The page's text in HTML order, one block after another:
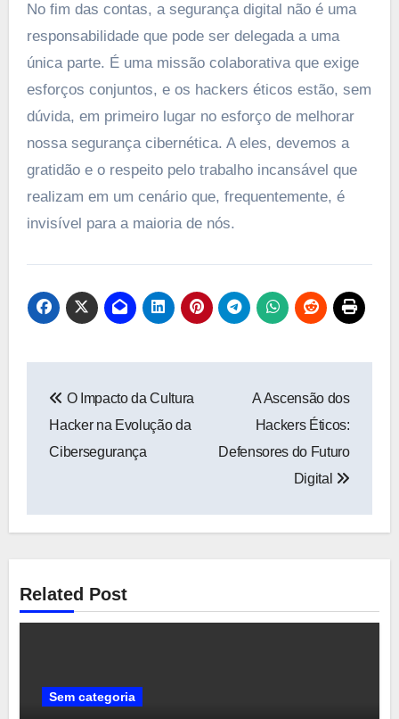
No fim das contas, a segurança digital não é uma
responsabilidade que pode ser delegada a uma
única parte. É uma missão colaborativa que exige
esforços conjuntos, e os hackers éticos estão, sem
dúvida, em primeiro lugar no esforço de melhorar
nossa segurança cibernética. A eles, devemos a
gratidão e o respeito pelo trabalho incansável que
realizam em um cenário que, frequentemente, é
invisível para a maioria de nós.
de
Post
O Impacto da Cultura
Hacker na Evolução da
Cibersegurança
A Ascensão dos
Hackers Éticos:
Defensores do Futuro
Digital
Related Post
Sem categoria